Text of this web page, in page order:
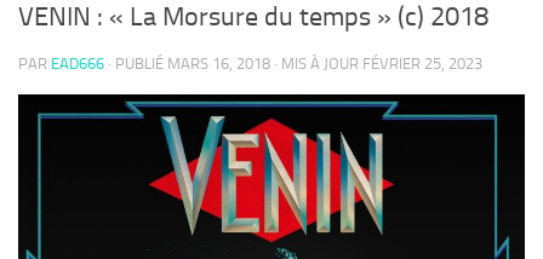
VENIN : « La Morsure du temps » (c) 2018
PAR EAD666 · PUBLIÉ MARS 16, 2018 · MIS À JOUR FÉVRIER 25, 2023